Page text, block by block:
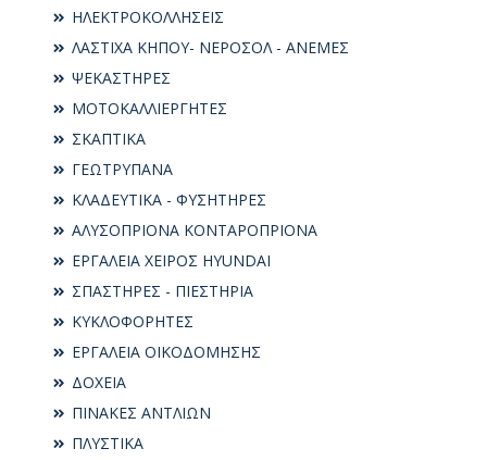
ΗΛΕΚΤΡΟΚΟΛΛΗΣΕΙΣ
ΛΑΣΤΙΧΑ ΚΗΠΟΥ- ΝΕΡΟΣΟΛ - ΑΝΕΜΕΣ
ΨΕΚΑΣΤΗΡΕΣ
ΜΟΤΟΚΑΛΛΙΕΡΓΗΤΕΣ
ΣΚΑΠΤΙΚΑ
ΓΕΩΤΡΥΠΑΝΑ
ΚΛΑΔΕΥΤΙΚΑ - ΦΥΣΗΤΗΡΕΣ
ΑΛΥΣΟΠΡΙΟΝΑ ΚΟΝΤΑΡΟΠΡΙΟΝΑ
ΕΡΓΑΛΕΙΑ ΧΕΙΡΟΣ HYUNDAI
ΣΠΑΣΤΗΡΕΣ - ΠΙΕΣΤΗΡΙΑ
ΚΥΚΛΟΦΟΡΗΤΕΣ
ΕΡΓΑΛΕΙΑ ΟΙΚΟΔΟΜΗΣΗΣ
ΔΟΧΕΙΑ
ΠΙΝΑΚΕΣ ΑΝΤΛΙΩΝ
ΠΛΥΣΤΙΚΑ